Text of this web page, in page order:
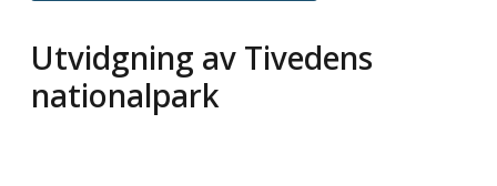
Utvidgning av Tivedens
nationalpark